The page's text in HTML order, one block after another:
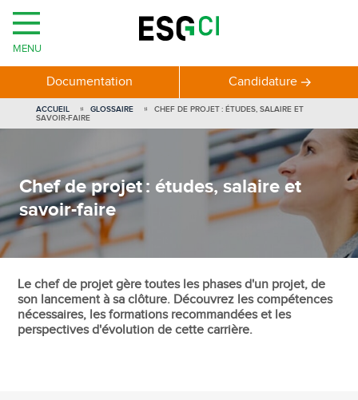
Chef de projet : études, salaire et
savoir-faire
ACCUEIL GLOSSAIRE
CHEF DE PROJET : ÉTUDES, SALAIRE ET
SAVOIR-FAIRE
Le chef de projet gère toutes les phases d'un projet, de
son lancement à sa clôture. Découvrez les compétences
nécessaires, les formations recommandées et les
perspectives d'évolution de cette carrière.
MENU
Documentation Candidature